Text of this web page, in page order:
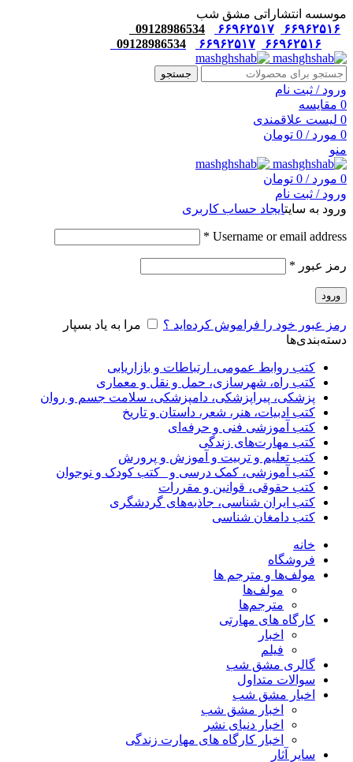
موسسه انتشاراتی مشق شب
۶۶۹۶۲۵۱۶
۶۶۹۶۲۵۱۷
09128986534
۶۶۹۶۲۵۱۶
۶۶۹۶۲۵۱۷ 09128986534
جستجو
ورود / ثبت نام
0 مقایسه
0 لیست علاقمندی
0 مورد /
0 تومان
منو
0 مورد /
0 تومان
ورود / ثبت نام
ورود به سایتایجاد حساب کاربری
Username or email address
*
رمز عبور *
ورود
رمز عبور خود را فراموش کرده‌اید ؟
مرا به یاد بسپار
دسته‌بندی‌ها
کتب روابط عمومی، ارتباطات و بازاریابی
کتب راه، شهرسازی، حمل و نقل و معماری
پزشکی، پیراپزشکی، دامپزشکی، سلامت جسم و روان
کتب ادبیات، هنر، شعر، داستان و تاریخ
کتب آموزشی فنی و حرفه‌ای
کتب مهارت‌های زندگی
کتب تعلیم و تربیت و آموزش و پرورش
کتب آموزشی، کمک درسی و _کتب کودک و نوجوان
کتب حقوقی، قوانین و مقررات
کتب ایران شناسی، جاذبه‌های گردشگری
کتب دامغان شناسی
خانه
فروشگاه
مولف‌ها و مترجم ها
مولف‌ها
مترجم‌ها
کارگاه های مهارتی
اخبار
فیلم
گالری مشق شب
سوالات متداول
اخبار مشق شب
اخبار مشق شب
اخبار دنیای نشر
اخبار کارگاه های مهارت زندگی
سایر آثار